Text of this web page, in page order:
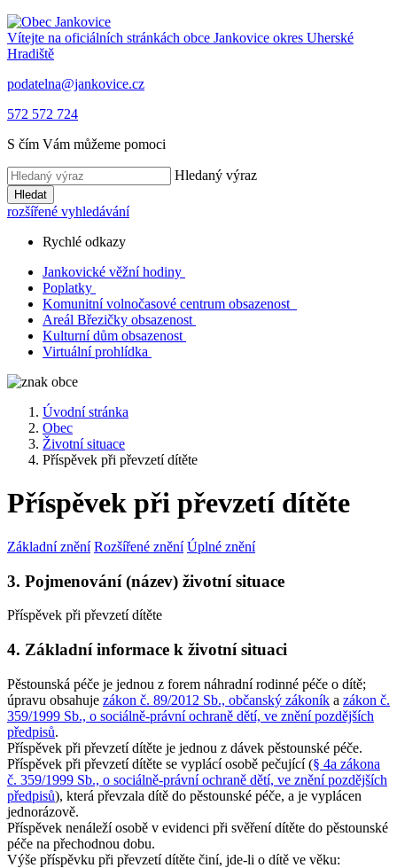
Vítejte na oficiálních stránkách obce Jankovice okres Uherské
Hradiště
podatelna@jankovice.cz
572 572 724
S čím Vám můžeme pomoci
Hledaný výraz
Hledat
rozšířené vyhledávání
Rychlé odkazy
Jankovické věžní hodiny
Poplatky
Komunitní volnočasové centrum obsazenost
Areál Březičky obsazenost
Kulturní dům obsazenost
Virtuální prohlídka
Úvodní stránka
Obec
Životní situace
Příspěvek při převzetí dítěte
Příspěvek při převzetí dítěte
Základní znění Rozšířené znění Úplné znění
3. Pojmenování (název) životní situace
Příspěvek při převzetí dítěte
4. Základní informace k životní situaci
Pěstounská péče je jednou z forem náhradní rodinné péče o dítě;
úpravu obsahuje zákon č. 89/2012 Sb., občanský zákoník a zákon č.
359/1999 Sb., o sociálně-právní ochraně dětí, ve znění pozdějších
předpisů.
Příspěvek při převzetí dítěte je jednou z dávek pěstounské péče.
Příspěvek při převzetí dítěte se vyplácí osobě pečující (§ 4a zákona
č. 359/1999 Sb., o sociálně-právní ochraně dětí, ve znění pozdějších
předpisů), která převzala dítě do pěstounské péče, a je vyplácen
jednorázově.
Příspěvek nenáleží osobě v evidenci při svěření dítěte do pěstounské
péče na přechodnou dobu.
Výše příspěvku při převzetí dítěte činí, jde-li o dítě ve věku: